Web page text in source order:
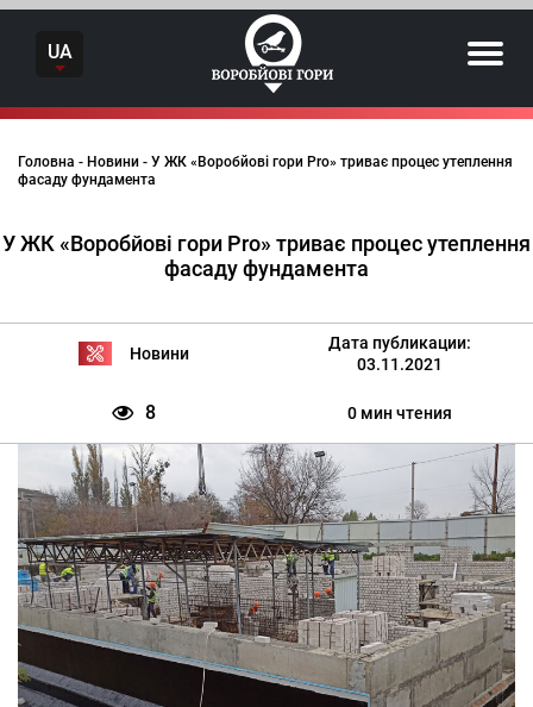
Skip
contentUA
Головна - Новини - У ЖК «Воробйові гори Pro» триває процес утеплення
фасаду фундамента
У ЖК «Воробйові гори Pro» триває процес утеплення
фасаду фундамента
Новини
Дата публикации:
03.11.2021
8 0 мин чтения